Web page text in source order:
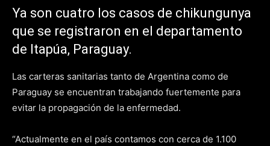
Ya son cuatro los casos de chikungunya
que se registraron en el departamento
de Itapúa, Paraguay.
Las carteras sanitarias tanto de Argentina como de
Paraguay se encuentran trabajando fuertemente para
evitar la propagación de la enfermedad.
“Actualmente en el país contamos con cerca de 1.100